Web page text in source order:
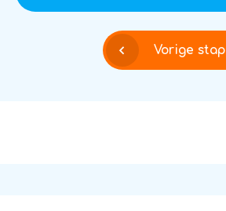
Vorige stap